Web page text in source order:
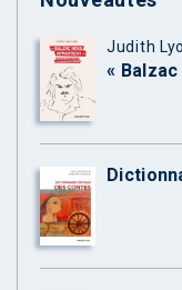
Judith
«